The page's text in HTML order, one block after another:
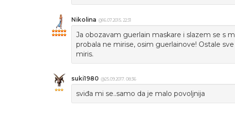
Nikolina @16.07.2015. 22:31
Ja obozavam guerlain maskare i slazem se s
probala ne mirise, osim guerlainove! Ostale
miris.
suki1980 @25.09.2017. 08:36
sviđa mi se..samo da je malo povoljnija